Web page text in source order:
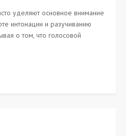
уделяют основное внимание
интонации и разучиванию
о том, что голосовой